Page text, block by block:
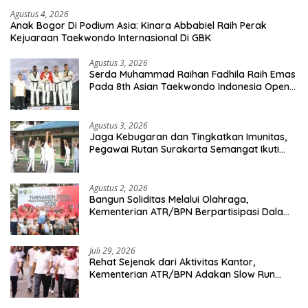
Agustus 4, 2026
Anak Bogor Di Podium Asia: Kinara Abbabiel Raih Perak
Kejuaraan Taekwondo Internasional Di GBK
Agustus 3, 2026
Serda Muhammad Raihan Fadhila Raih Emas
Pada 8th Asian Taekwondo Indonesia Open
Agustus 3, 2026
Jaga Kebugaran dan Tingkatkan Imunitas,
Pegawai Rutan Surakarta Semangat Ikuti
Agustus 2, 2026
Bangun Soliditas Melalui Olahraga,
Kementerian ATR/BPN Berpartisipasi Dalam
Juli 29, 2026
Rehat Sejenak dari Aktivitas Kantor,
Kementerian ATR/BPN Adakan Slow Run